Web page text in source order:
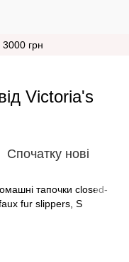
3000 грн
Victoria's
Спочатку нові